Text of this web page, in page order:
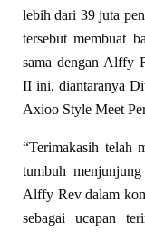
lebih dari 39 juta
tersebut membuat
sama dengan Alffy
II ini, diantaranya
Axioo Style Meet
“Terimakasih telah
tumbuh
Alffy Rev dalam
sebagai ucapan